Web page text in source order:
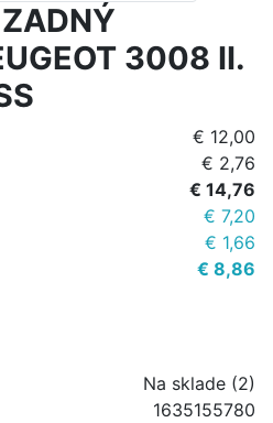
3008 II.
€ 12,00
€ 2,76
€ 14,76
€ 7,20
€ 1,66
€ 8,86
Na sklade (2)
1635155780